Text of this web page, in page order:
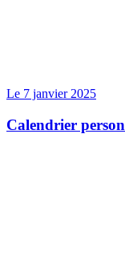
Le 7 janvier 2025
Calendrier